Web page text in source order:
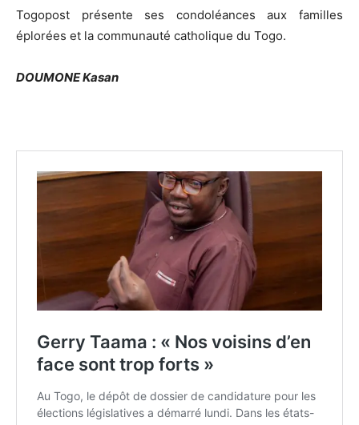
Togopost présente ses condoléances aux familles
éplorées et la communauté catholique du Togo.
DOUMONE Kasan